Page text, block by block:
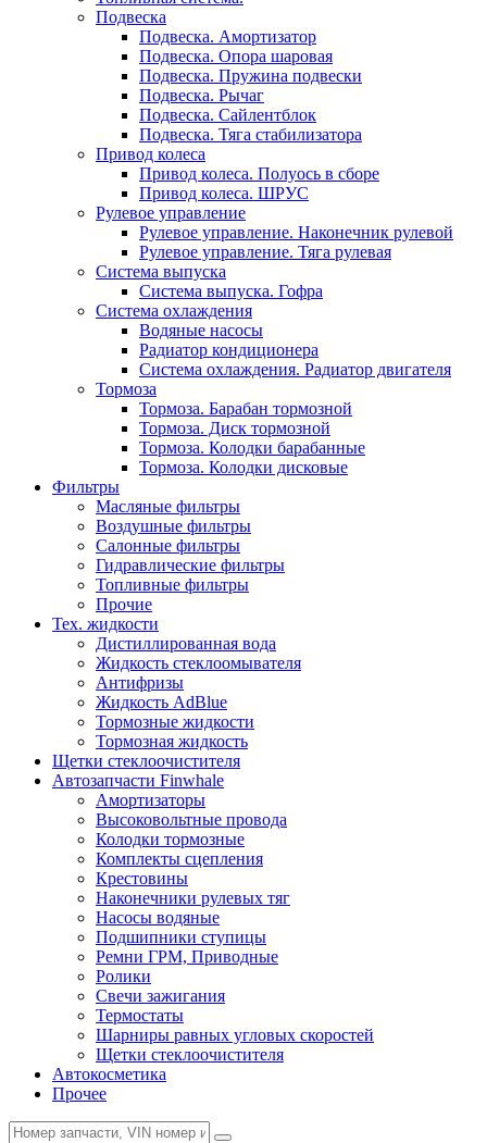
Подвеска
Подвеска. Амортизатор
Подвеска. Опора шаровая
Подвеска. Пружина подвески
Подвеска. Рычаг
Подвеска. Сайлентблок
Подвеска. Тяга стабилизатора
Привод колеса
Привод колеса. Полуось в сборе
Привод колеса. ШРУС
Рулевое управление
Рулевое управление. Наконечник рулевой
Рулевое управление. Тяга рулевая
Система выпуска
Система выпуска. Гофра
Система охлаждения
Водяные насосы
Радиатор кондиционера
Система охлаждения. Радиатор двигателя
Тормоза
Тормоза. Барабан тормозной
Тормоза. Диск тормозной
Тормоза. Колодки барабанные
Тормоза. Колодки дисковые
Фильтры
Масляные фильтры
Воздушные фильтры
Салонные фильтры
Гидравлические фильтры
Топливные фильтры
Прочие
Тех. жидкости
Дистиллированная вода
Жидкость стеклоомывателя
Антифризы
Жидкость AdBlue
Тормозные жидкости
Тормозная жидкость
Щетки стеклоочистителя
Автозапчасти Finwhale
Амортизаторы
Высоковольтные провода
Колодки тормозные
Комплекты сцепления
Крестовины
Наконечники рулевых тяг
Насосы водяные
Подшипники ступицы
Ремни ГРМ, Приводные
Ролики
Свечи зажигания
Термостаты
Шарниры равных угловых скоростей
Щетки стеклоочистителя
Автокосметика
Прочее